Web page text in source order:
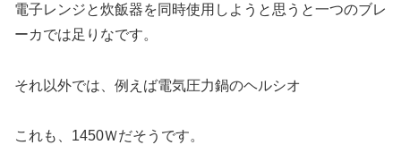
電子レンジと炊飯器を同時使用しようと思うと一つのブレ
ーカでは足りなです。
それ以外では、例えば電気圧力鍋のヘルシオ
これも、1450Ｗだそうです。